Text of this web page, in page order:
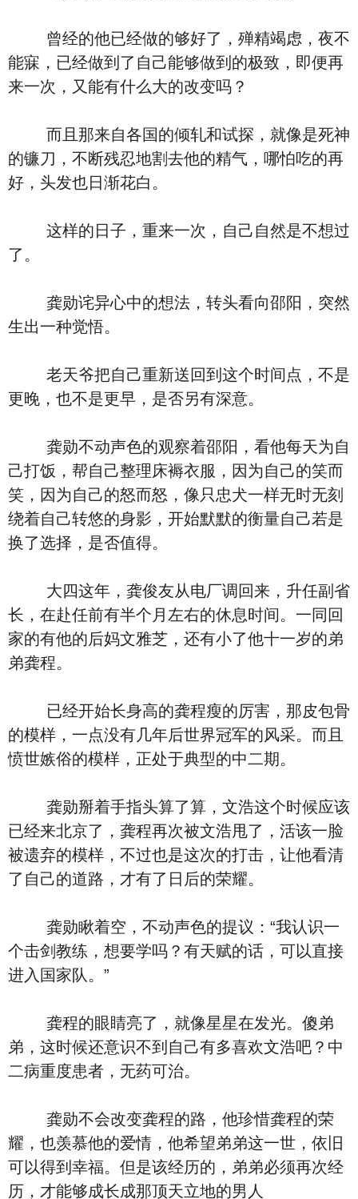
曾经的他已经做的够好了，殚精竭虑，夜不
能寐，已经做到了自己能够做到的极致，即便再
来一次，又能有什么大的改变吗？
而且那来自各国的倾轧和试探，就像是死神
的镰刀，不断残忍地割去他的精气，哪怕吃的再
好，头发也日渐花白。
这样的日子，重来一次，自己自然是不想过
了。
龚勋诧异心中的想法，转头看向邵阳，突然
生出一种觉悟。
老天爷把自己重新送回到这个时间点，不是
更晚，也不是更早，是否另有深意。
龚勋不动声色的观察着邵阳，看他每天为自
己打饭，帮自己整理床褥衣服，因为自己的笑而
笑，因为自己的怒而怒，像只忠犬一样无时无刻
绕着自己转悠的身影，开始默默的衡量自己若是
换了选择，是否值得。
大四这年，龚俊友从电厂调回来，升任副省
长，在赴任前有半个月左右的休息时间。一同回
家的有他的后妈文雅芝，还有小了他十一岁的弟
弟龚程。
已经开始长身高的龚程瘦的厉害，那皮包骨
的模样，一点没有几年后世界冠军的风采。而且
愤世嫉俗的模样，正处于典型的中二期。
龚勋掰着手指头算了算，文浩这个时候应该
已经来北京了，龚程再次被文浩甩了，活该一脸
被遗弃的模样，不过也是这次的打击，让他看清
了自己的道路，才有了日后的荣耀。
龚勋瞅着空，不动声色的提议：“我认识一
个击剑教练，想要学吗？有天赋的话，可以直接
进入国家队。”
龚程的眼睛亮了，就像星星在发光。傻弟
弟，这时候还意识不到自己有多喜欢文浩吧？中
二病重度患者，无药可治。
龚勋不会改变龚程的路，他珍惜龚程的荣
耀，也羡慕他的爱情，他希望弟弟这一世，依旧
可以得到幸福。但是该经历的，弟弟必须再次经
历，才能够成长成那顶天立地的男人